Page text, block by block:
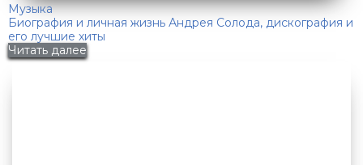
Музыка
Биография и личная жизнь Андрея Солода, дискография и
его лучшие хиты
Читать далее